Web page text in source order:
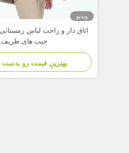
ویدیو
اتاق دار و راحت لباس
جیب های ظریف
بهترین قیمت رو بدست